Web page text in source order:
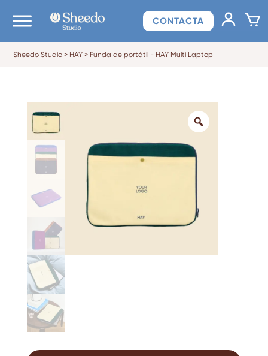
CONTACTA
Sheedo Studio > HAY > Funda de portátil - HAY Multi Laptop